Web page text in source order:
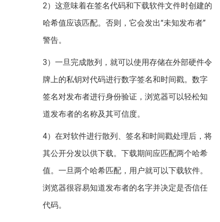
2）这意味着在签名代码和下载软件文件时创建的
哈希值应该匹配。否则，它会发出“未知发布者”
警告。
3）一旦完成散列，就可以使用存储在外部硬件令
牌上的私钥对代码进行数字签名和时间戳。数字
签名对发布者进行身份验证，浏览器可以轻松知
道发布者的名称及其可信度。
4）在对软件进行散列、签名和时间戳处理后，将
其公开分发以供下载。下载期间应匹配两个哈希
值。一旦两个哈希匹配，用户就可以下载软件。
浏览器很容易知道发布者的名字并决定是否信任
代码。